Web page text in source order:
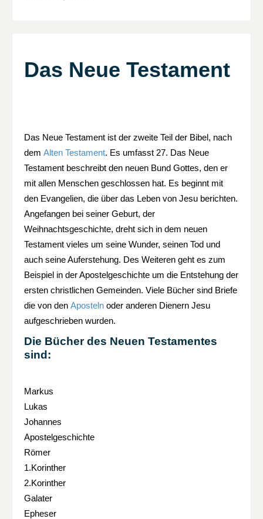
Das Neue Testament
Das Neue Testament ist der zweite Teil der Bibel, nach
dem Alten Testament. Es umfasst 27. Das Neue
Testament beschreibt den neuen Bund Gottes, den er
mit allen Menschen geschlossen hat. Es beginnt mit
den Evangelien, die über das Leben von Jesu berichten.
Angefangen bei seiner Geburt, der
Weihnachtsgeschichte, dreht sich in dem neuen
Testament vieles um seine Wunder, seinen Tod und
auch seine Auferstehung. Des Weiteren geht es zum
Beispiel in der Apostelgeschichte um die Entstehung der
ersten christlichen Gemeinden. Viele Bücher sind Briefe
die von den Aposteln oder anderen Dienern Jesu
aufgeschrieben wurden.
Die Bücher des Neuen Testamentes
sind:
Markus
Lukas
Johannes
Apostelgeschichte
Römer
1.Korinther
2.Korinther
Galater
Epheser